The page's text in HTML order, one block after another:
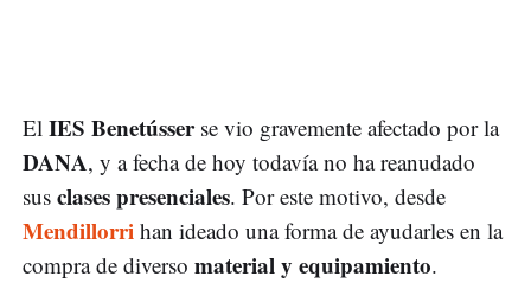
El IES Benetússerse vio gravemente afectado por la
DANA, y a fecha de hoy todavía no ha reanudado
sus clases presenciales. Por este motivo, desde
Mendillorri han ideado una forma de ayudarles en la
compra de diverso material y equipamiento.